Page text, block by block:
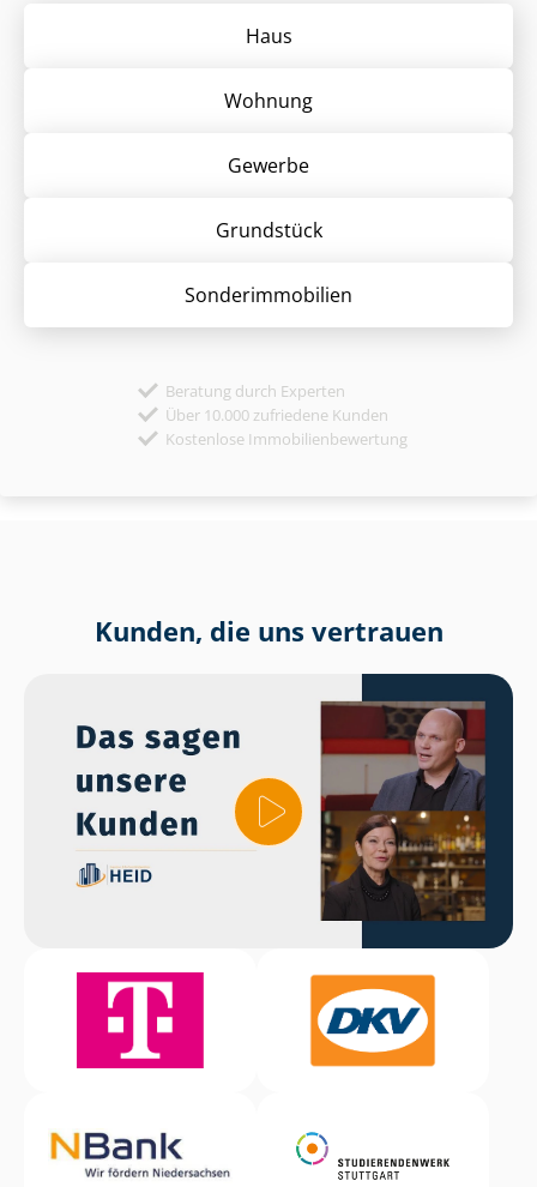
Haus
Wohnung
Gewerbe
Grund­stück
Sonder­immobilien
Beratung durch Experten
Über 10.000 zufriedene Kunden
Kostenlose Immobilienbewertung
Kunden, die uns vertrauen